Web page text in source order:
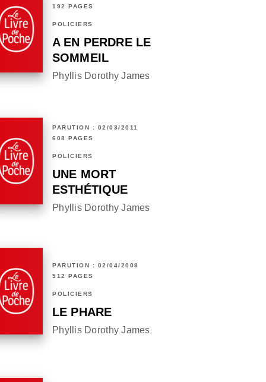
192 PAGES
POLICIERS
A EN PERDRE LE
SOMMEIL
Phyllis Dorothy James
PARUTION : 02/03/2011
608 PAGES
POLICIERS
UNE MORT
ESTHÉTIQUE
Phyllis Dorothy James
PARUTION : 02/04/2008
512 PAGES
POLICIERS
LE PHARE
Phyllis Dorothy James